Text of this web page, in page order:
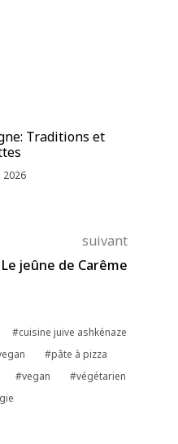
Traditions et
2026
suivant
Le jeûne de Carême
cuisine juive ashkénaze
pâte à pizza
vegan
végétarien